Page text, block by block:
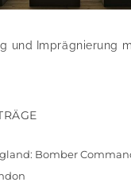
und Imprägnierung
Bomber